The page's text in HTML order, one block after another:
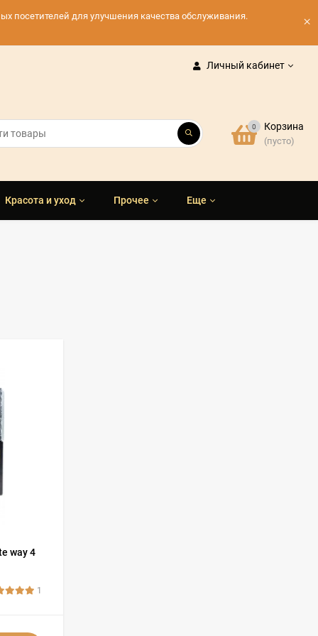
посетителей для улучшения качества обслуживания.
×
Личный кабинет
0 Корзина
(пусто)
Красота и уход Прочее Еще
way 4
1